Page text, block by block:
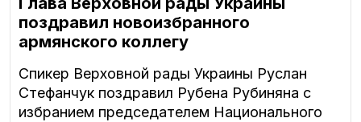
поздравил новоизбранного
армянского коллегу
Спикер Верховной рады Украины Руслан
Стефанчук поздравил Рубена Рубиняна с
избранием председателем Национального